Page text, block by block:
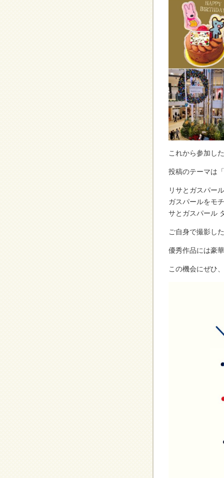
これから参加し
投稿のテーマは
リサとガスパー
ガスパールをモ
サとガスパール
ご自身で撮影し
優秀作品には豪
この機会にぜひ